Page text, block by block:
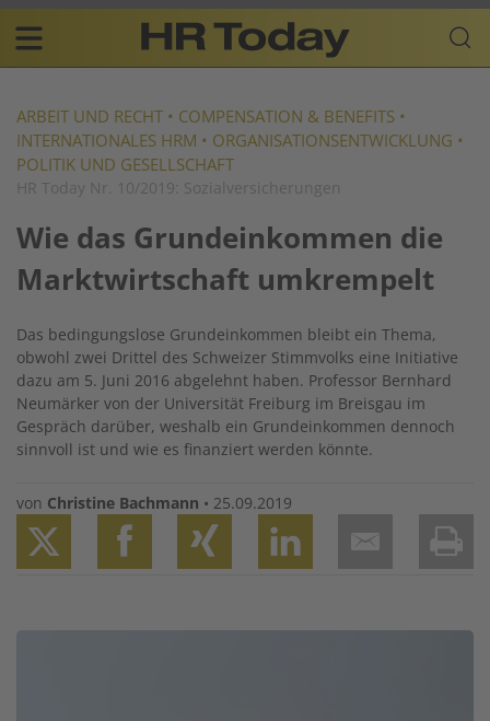
Skip
content
Plattform
für
Resources
navigation
DE
ARBEIT UND RECHT • COMPENSATION & BENEFITS •
INTERNATIONALES HRM • ORGANISATIONSENTWICKLUNG •
POLITIK UND GESELLSCHAFT
HR Today Nr. 10/2019: Sozialversicherungen
Wie das Grundeinkommen die
Marktwirtschaft umkrempelt
Das bedingungslose Grundeinkommen bleibt ein Thema,
obwohl zwei Drittel des Schweizer Stimmvolks eine Initiative
dazu am 5. Juni 2016 abgelehnt haben. Professor Bernhard
Neumärker von der Universität Freiburg im Breisgau im
Gespräch darüber, weshalb ein Grundeinkommen dennoch
sinnvoll ist und wie es finanziert werden könnte.
von Christine Bachmann • 25.09.2019